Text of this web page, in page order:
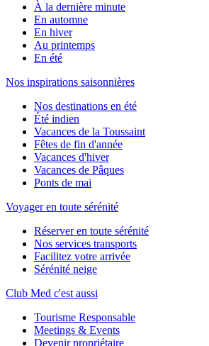
À la dernière minute
En automne
En hiver
Au printemps
En été
Nos inspirations saisonnières
Nos destinations en été
Été indien
Vacances de la Toussaint
Fêtes de fin d'année
Vacances d'hiver
Vacances de Pâques
Ponts de mai
Voyager en toute sérénité
Réserver en toute sérénité
Nos services transports
Facilitez votre arrivée
Sérénité neige
Club Med c'est aussi
Tourisme Responsable
Meetings & Events
Devenir propriétaire